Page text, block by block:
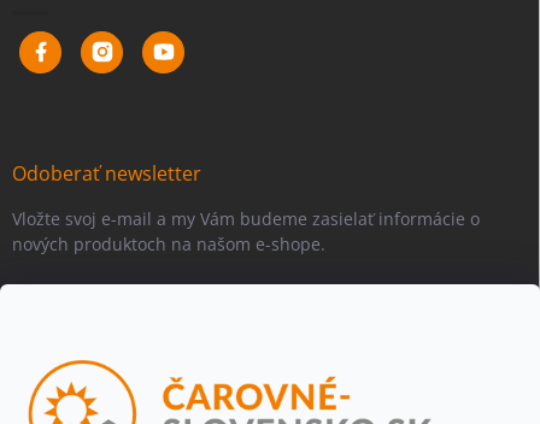
Odoberať newsletter
Vložte svoj e-mail a my Vám budeme zasielať informácie o
nových produktoch na našom e-shope.
Vložením e-mailu súhlasíte spodmienkami ochrany osobných